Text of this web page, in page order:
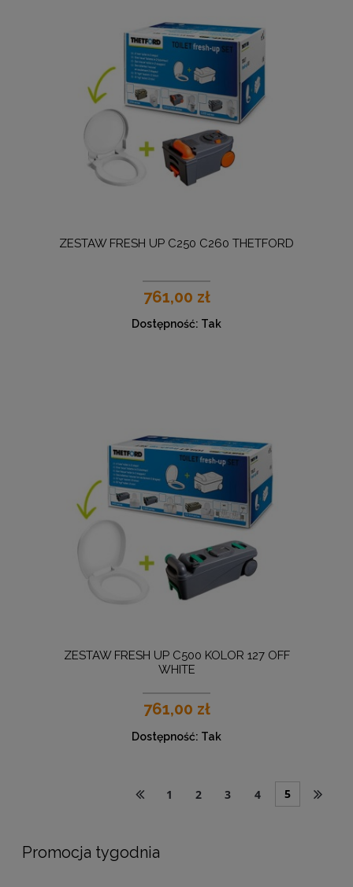
ZESTAW FRESH UP C250 C260 THETFORD
761,00 zł
Dostępność: Tak
ZESTAW FRESH UP C500 KOLOR 127 OFF
WHITE
761,00 zł
Dostępność: Tak
1 2 3 4 5
Promocja tygodnia